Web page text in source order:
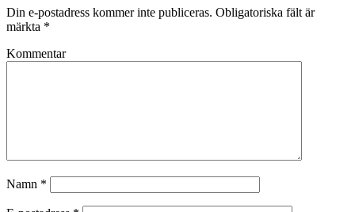
Din e-postadress kommer inte publiceras. Obligatoriska fält är
märkta *
Kommentar
Namn *